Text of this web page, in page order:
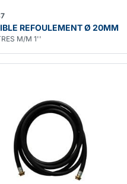
REFOULEMENT Ø 20MM
M/M 1''